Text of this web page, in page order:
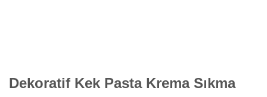
Dekoratif Kek Pasta Krema Sıkma